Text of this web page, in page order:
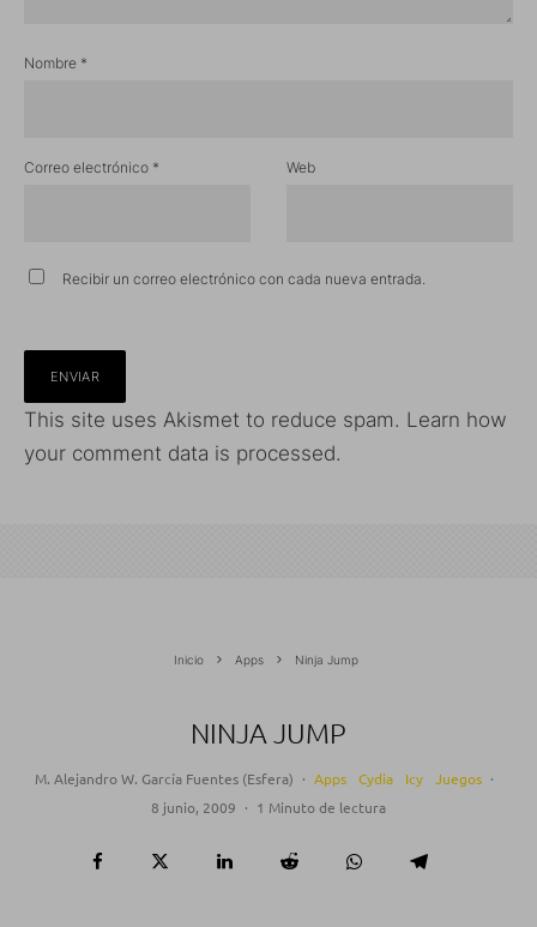
Nombre *
Correo electrónico * Web
Recibir un correo electrónico con cada nueva entrada.
This site uses Akismet to reduce spam. Learn how
your comment data is processed.
Inicio Apps Ninja Jump
NINJA JUMP
M. Alejandro W. García Fuentes (Esfera) · Apps Cydia Icy Juegos ·
8 junio, 2009 · 1 Minuto de lectura